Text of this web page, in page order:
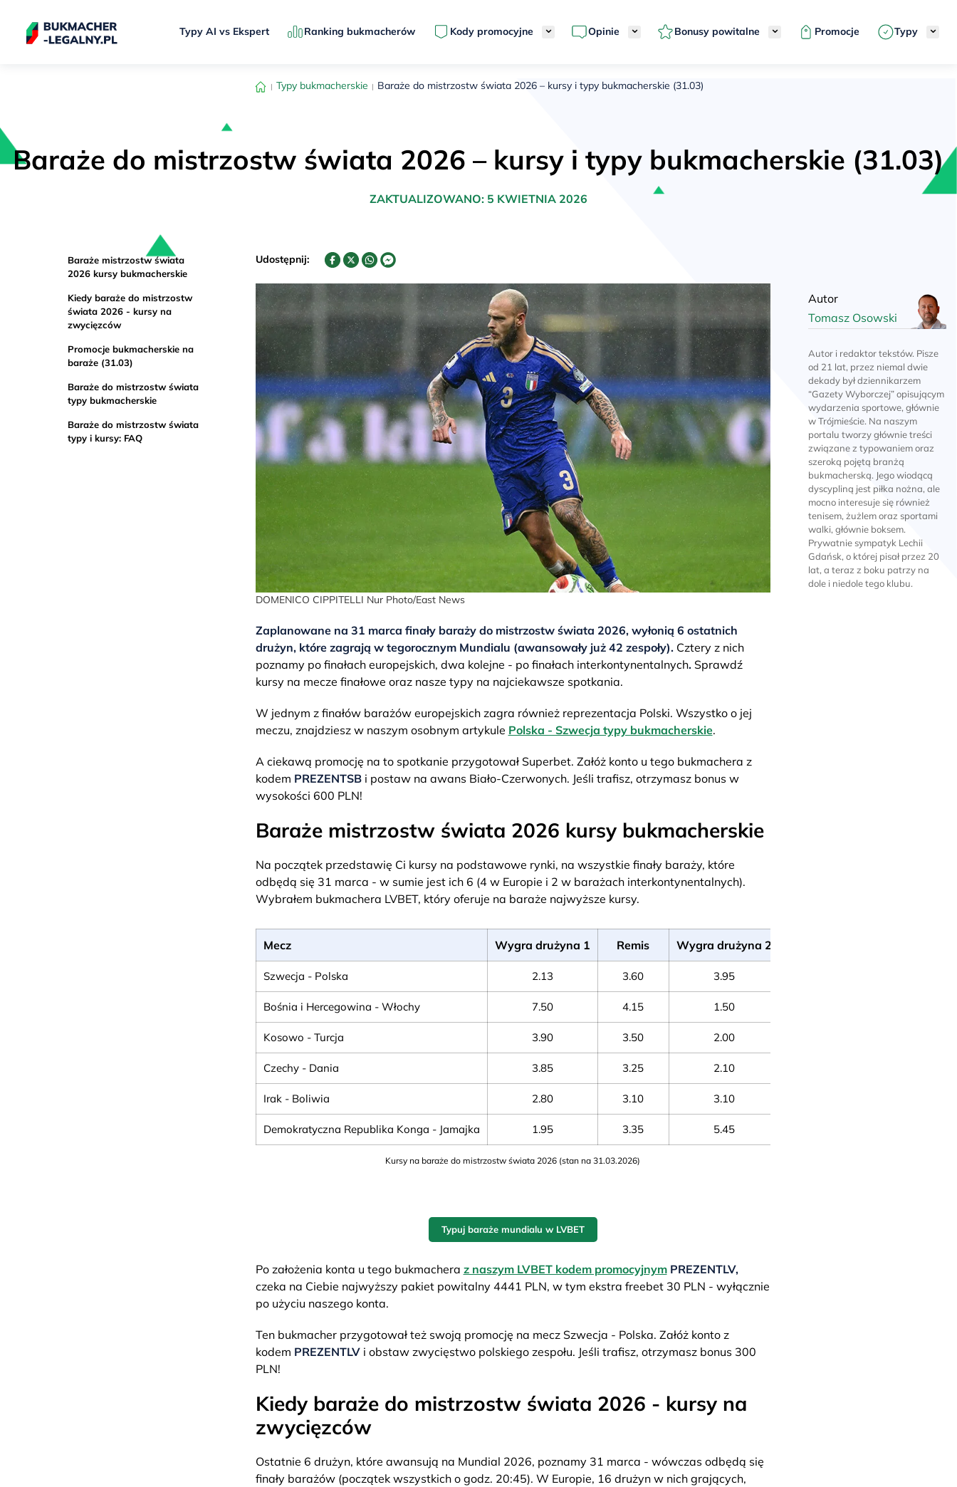
Typy AI vs Ekspert Ranking bukmacherów Kody promocyjne Opinie Bonusy powitalne Promocje Typy
Typy bukmacherskie Baraże do mistrzostw świata 2026 – kursy i typy bukmacherskie (31.03)
Baraże do mistrzostw świata 2026 – kursy i typy bukmacherskie (31.03)
ZAKTUALIZOWANO: 5 KWIETNIA 2026
Udostępnij:
DOMENICO CIPPITELLI Nur Photo/East News
Baraże mistrzostw świata
2026 kursy bukmacherskie
Kiedy baraże do mistrzostw
świata 2026 - kursy na
zwycięzców
Promocje bukmacherskie na
baraże (31.03)
Baraże do mistrzostw świata
typy bukmacherskie
Baraże do mistrzostw świata
typy i kursy: FAQ
Zaplanowane na 31 marca finały baraży do mistrzostw świata 2026, wyłonią 6 ostatnich
drużyn, które zagrają w tegorocznym Mundialu (awansowały już 42 zespoły).Cztery z nich
poznamy po finałach europejskich, dwa kolejne - po finałach interkontynentalnych.Sprawdź
kursy na mecze finałowe oraz nasze typy na najciekawsze spotkania.
W jednym z finałów barażów europejskich zagra również reprezentacja Polski. Wszystko o jej
meczu, znajdziesz w naszym osobnym artykule Polska - Szwecja typy bukmacherskie.
A ciekawą promocję na to spotkanie przygotował Superbet. Załóż konto u tego bukmachera z
kodem PREZENTSB i postaw na awans Biało-Czerwonych. Jeśli trafisz, otrzymasz bonus w
wysokości 600 PLN!
Baraże mistrzostw świata 2026 kursy bukmacherskie
Na początek przedstawię Ci kursy na podstawowe rynki, na wszystkie finały baraży, które
odbędą się 31 marca - w sumie jest ich 6 (4 w Europie i 2 w barażach interkontynentalnych).
Wybrałem bukmachera LVBET, który oferuje na baraże najwyższe kursy.
Mecz Wygra drużyna 1 Remis Wygra drużyna 2
Szwecja - Polska 2.13 3.60 3.95
Bośnia i Hercegowina - Włochy 7.50 4.15 1.50
Kosowo - Turcja 3.90 3.50 2.00
Czechy - Dania 3.85 3.25 2.10
Irak - Boliwia 2.80 3.10 3.10
Demokratyczna Republika Konga - Jamajka 1.95 3.35 5.45
Kursy na baraże do mistrzostw świata 2026 (stan na 31.03.2026)
Typuj baraże mundialu w LVBET
Po założenia konta u tego bukmachera z naszym LVBET kodem promocyjnym PREZENTLV,
czeka na Ciebie najwyższy pakiet powitalny 4441 PLN, w tym ekstra freebet 30 PLN - wyłącznie
po użyciu naszego konta.
Ten bukmacher przygotował też swoją promocję na mecz Szwecja - Polska. Załóż konto z
kodem PREZENTLVi obstaw zwycięstwo polskiego zespołu. Jeśli trafisz, otrzymasz bonus 300
PLN!
Kiedy baraże do mistrzostw świata 2026 - kursy na
zwycięzców
Ostatnie 6 drużyn, które awansują na Mundial 2026, poznamy 31 marca - wówczas odbędą się
finały barażów (początek wszystkich o godz. 20:45). W Europie, 16 drużyn w nich grających,
Autor
Tomasz Osowski
Autor i redaktor tekstów. Pisze
od 21 lat, przez niemal dwie
dekady był dziennikarzem
“Gazety Wyborczej” opisującym
wydarzenia sportowe, głównie
w Trójmieście. Na naszym
portalu tworzy głównie treści
związane z typowaniem oraz
szeroką pojętą branżą
bukmacherską. Jego wiodącą
dyscypliną jest piłka nożna, ale
mocno interesuje się również
tenisem, żużlem oraz sportami
walki, głównie boksem.
Prywatnie sympatyk Lechii
Gdańsk, o której pisał przez 20
lat, a teraz z boku patrzy na
dole i niedole tego klubu.